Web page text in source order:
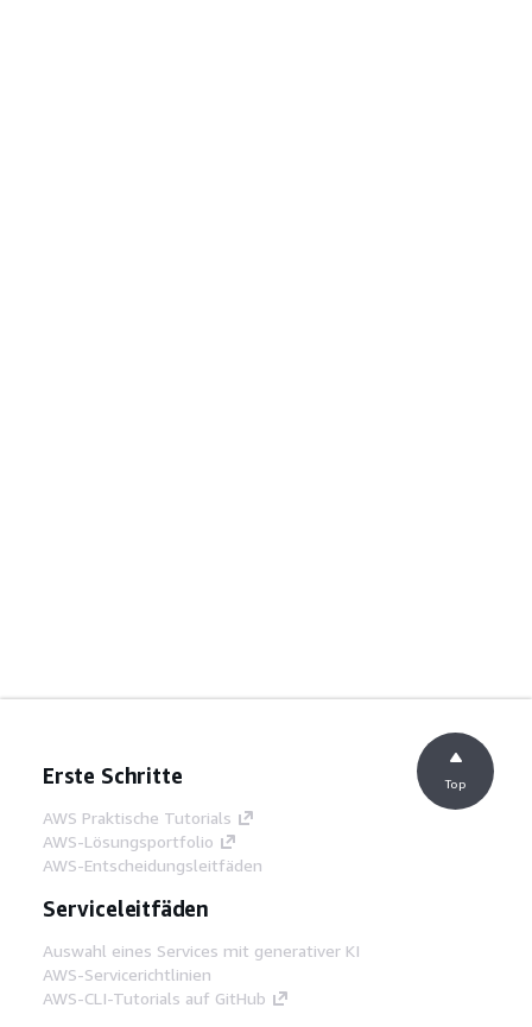
Erste Schritte
AWS Praktische Tutorials
AWS-Lösungsportfolio
AWS-Entscheidungsleitfäden
Serviceleitfäden
Auswahl eines Services mit generativer KI
AWS-Servicerichtlinien
AWS-CLI-Tutorials auf GitHub
Top